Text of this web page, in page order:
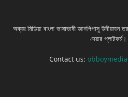
অব্যয় মিডিয়া বাংলা ভাষাভাষী জ্ঞানপিপাসু উদীয়মান
দেয়ার প্লাটফর্ম।
Contact us: